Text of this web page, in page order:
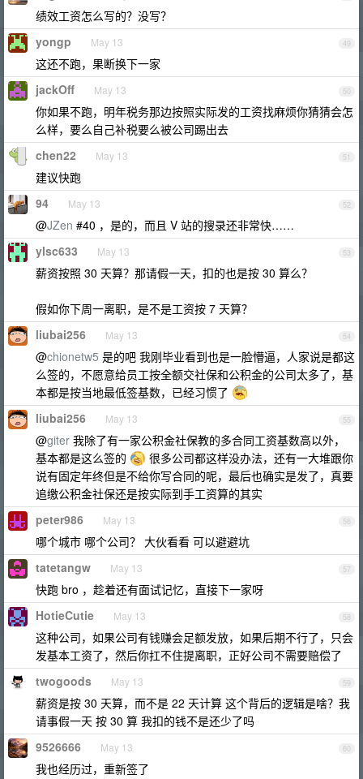
绩效工资怎么写的？没写？
49
yongp May 13
这还不跑，果断换下一家
50
jackOff May 13
你如果不跑，明年税务那边按照实际发的工资找麻烦你猜猜会怎
么样，要么自己补税要么被公司踢出去
51
chen22 May 13
建议快跑
52
94 May 13
@JZen #40 ，是的，而且 V 站的搜录还非常快……
53
ylsc633 May 13
薪资按照 30 天算？那请假一天，扣的也是按 30 算么？
假如你下周一离职，是不是工资按 7 天算？
54
liubai256 May 13
@chionetw5 是的吧 我刚毕业看到也是一脸懵逼，人家说是都这
么签的，不愿意给员工按全额交社保和公积金的公司太多了，基
本都是按当地最低签基数，已经习惯了
55
liubai256 May 13
@giter 我除了有一家公积金社保教的多合同工资基数高以外，
基本都是这么签的
很多公司都这样没办法，还有一大堆跟你
说有固定年终但是不给你写合同的呢，最后也确实是发了，真要
追缴公积金社保还是按实际到手工资算的其实
56
peter986 May 13
哪个城市 哪个公司？ 大伙看看 可以避避坑
57
tatetangw May 13
快跑 bro ，趁着还有面试记忆，直接下一家呀
58
HotieCutie May 13
这种公司，如果公司有钱赚会足额发放，如果后期不行了，只会
发基本工资了，然后你扛不住提离职，正好公司不需要赔偿了
59
twogoods May 13
薪资是按 30 天算，而不是 22 天计算 这个背后的逻辑是啥？我
请事假一天 按 30 算 我扣的钱不是还少了吗
60
9526666 May 13
我也经历过，重新签了